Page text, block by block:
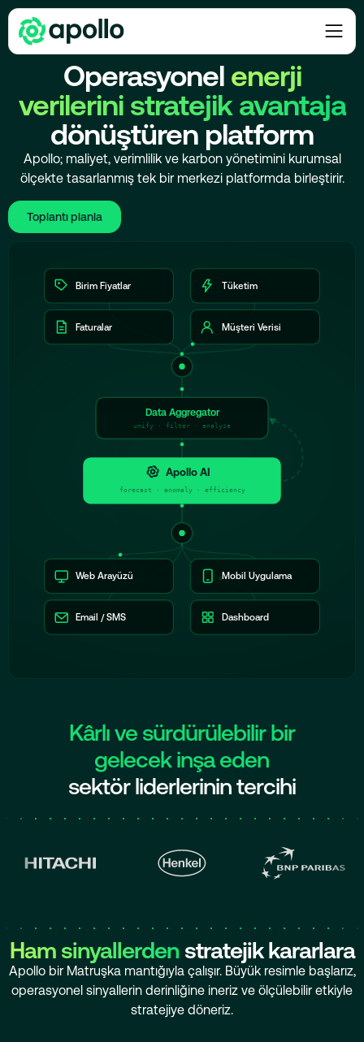
PLATFORMA GENEL BAKIŞ
Operasyonel enerji
verilerini stratejik avantaja
dönüştüren platform
Apollo; maliyet, verimlilik ve karbon yönetimini kurumsal
ölçekte tasarlanmış tek bir merkezi platformda birleştirir.
Toplantı planla
Birim Fiyatlar Tüketim
Faturalar Müşteri Verisi
Data Aggregator
unify · filter · analyze
Apollo AI
forecast · anomaly · efficiency
Web Arayüzü Mobil Uygulama
Email / SMS Dashboard
Kârlı ve sürdürülebilir bir
gelecek inşa eden
sektör liderlerinin tercihi
Ham sinyallerden stratejik kararlara
Apollo bir Matruşka mantığıyla çalışır. Büyük resimle başlarız,
operasyonel sinyallerin derinliğine ineriz ve ölçülebilir etkiyle
stratejiye döneriz.